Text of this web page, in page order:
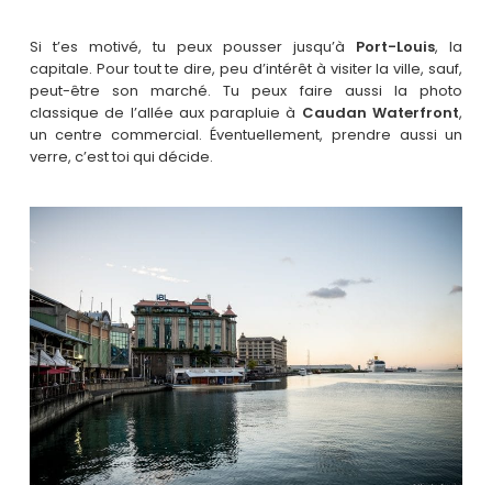
Si t’es motivé, tu peux pousser jusqu’à Port-Louis, la
capitale. Pour tout te dire, peu d’intérêt à visiter la ville, sauf,
peut-être son marché. Tu peux faire aussi la photo
classique de l’allée aux parapluie à Caudan Waterfront,
un centre commercial. Éventuellement, prendre aussi un
verre, c’est toi qui décide.